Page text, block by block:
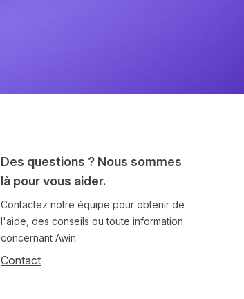
Des questions ? Nous sommes
là pour vous aider.
Contactez notre équipe pour obtenir de
l'aide, des conseils ou toute information
concernant Awin.
Contact